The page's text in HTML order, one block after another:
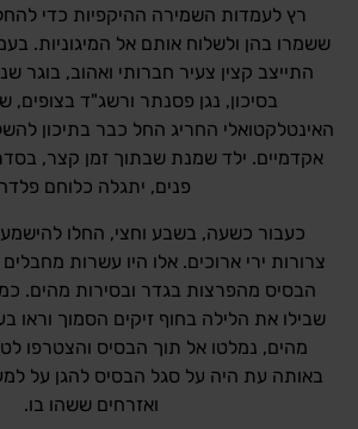
רץ לעמדות השמירה ההיקפיות כדי
ששמרו בהן ולשלוח אותם אל המיגוניות.
התייצב קצין צעיר חברותי ואהוב, בוגר
בסיכון, נגן פסנתר ורשג"ד בצופים,
האינטלקטואלי החריג החל כבר בתיכון
אקדמיים. ילד שמנת שבתוך זמן קצר,
פנים, יתגלה כלוחם
כעבור כשעה, בשבע וחצי, החלו
צרורות ירי ארוכים. אלו היו עשרות
הבסיס מהפרצות בגדר ובסירות מהים.
שבילו את הלילה בחוף זיקים הסמוך וראו
מהים, נמלטו אל תוך הבסיס והצטרפו
באותה עת היה על סגל הבסיס להגן על
ואזרחים ששהו בו.